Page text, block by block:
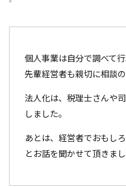
個人事業は自分で調べて
先輩経営者も親切に相談
法人化は、税理士さんや
しました。
あとは、経営者でおもし
とお話を聞かせて頂きまし